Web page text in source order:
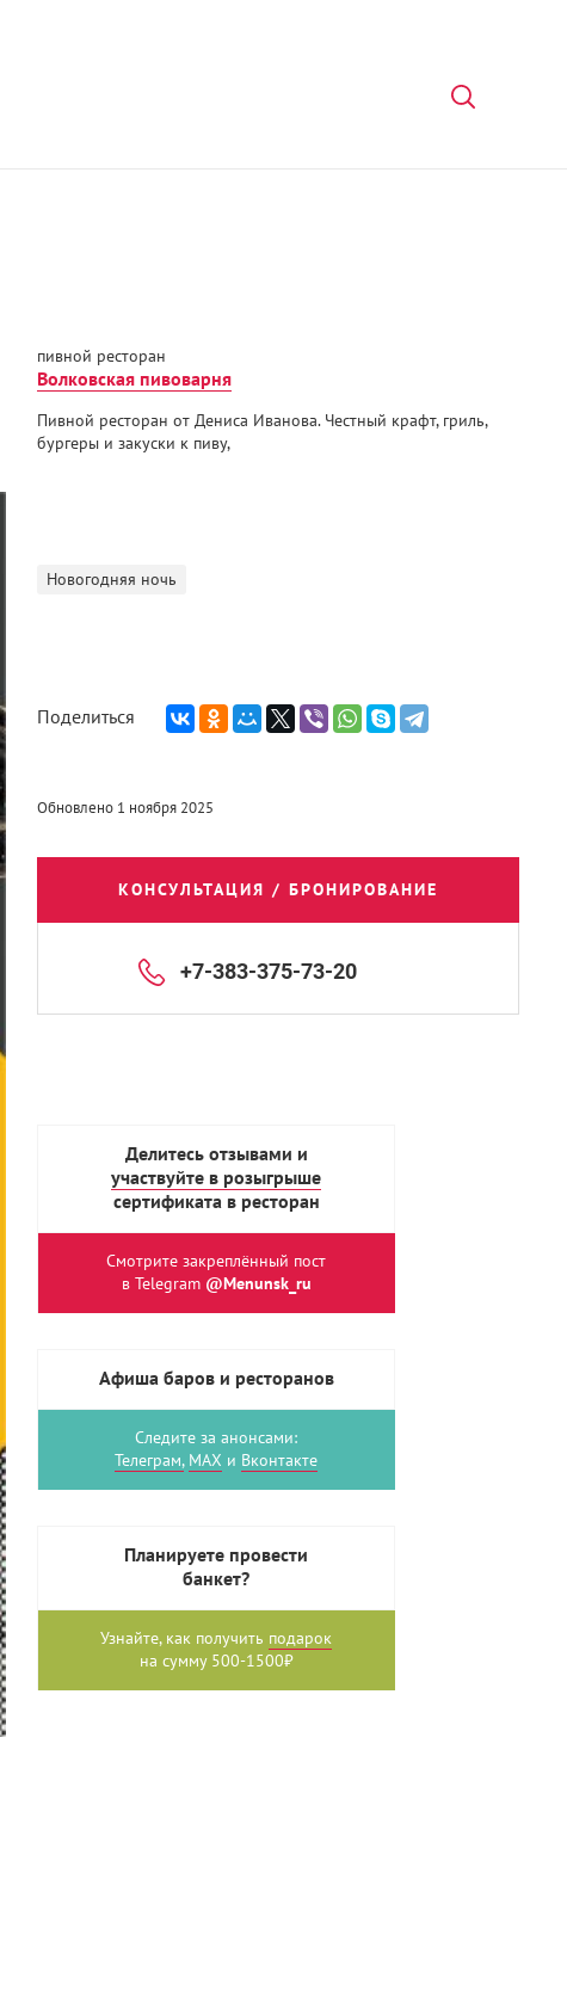
пивной ресторан
Волковская пивоварня
Пивной ресторан от Дениса Иванова. Честный крафт, гриль,
бургеры и закуски к пиву,
Новогодняя ночь
Поделиться
Обновлено 1 ноября 2025
КОНСУЛЬТАЦИЯ / БРОНИРОВАНИЕ
+7-383-375-73-20
Делитесь отзывами и
участвуйте в розыгрыше
сертификата в ресторан
Смотрите закреплённый пост
в Telegram @Menunsk_ru
Афиша баров и ресторанов
Следите за анонсами:
Телеграм, MAX и Вконтакте
Планируете провести
банкет?
Узнайте, как получить подарок
на сумму 500-1500₽